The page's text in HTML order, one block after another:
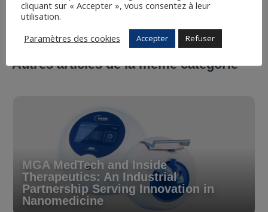
# Article précédent
Autres articles de la même catégorie
MGA MedTech and Inside
Therapeutics: An Industrial
Partnership Serving Innovation in
Nanomedicine
cliquant sur « Accepter », vous consentez à leur
utilisation.
Paramètres des cookies
Accepter Refuser